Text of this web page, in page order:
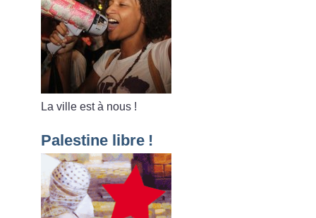
La ville est à nous !
Palestine libre !